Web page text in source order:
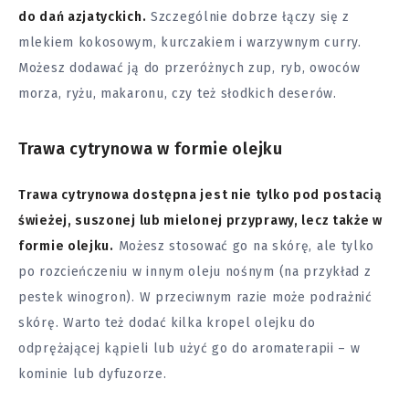
do dań azjatyckich. Szczególnie dobrze łączy się z
mlekiem kokosowym, kurczakiem i warzywnym curry.
Możesz dodawać ją do przeróżnych zup, ryb, owoców
morza, ryżu, makaronu, czy też słodkich deserów.
Trawa cytrynowa w formie olejku
Trawa cytrynowa dostępna jest nie tylko pod postacią
świeżej, suszonej lub mielonej przyprawy, lecz także w
formie olejku. Możesz stosować go na skórę, ale tylko
po rozcieńczeniu w innym oleju nośnym (na przykład z
pestek winogron). W przeciwnym razie może podrażnić
skórę. Warto też dodać kilka kropel olejku do
odprężającej kąpieli lub użyć go do aromaterapii – w
kominie lub dyfuzorze.